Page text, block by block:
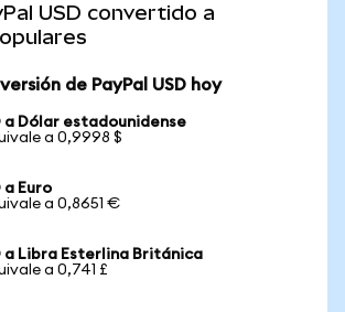
USD convertido a
de PayPal USD hoy
a Dólar estadounidense
a 0,9998 $
a Euro
a 0,8651 €
a Libra Esterlina Británica
a 0,741 £